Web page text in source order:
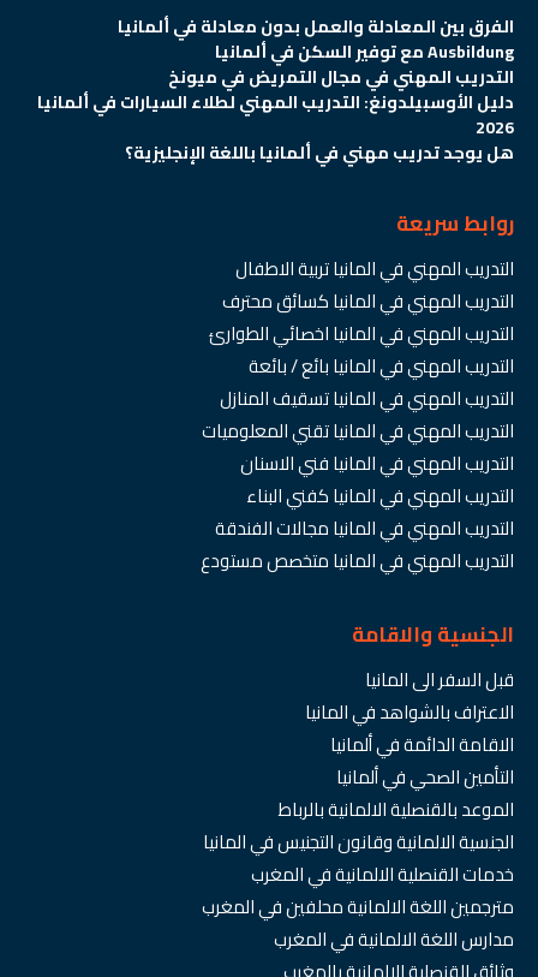
الفرق بين المعادلة والعمل بدون معادلة في ألمانيا
Ausbildung مع توفير السكن في ألمانيا
التدريب المهني في مجال التمريض في ميونخ
دليل الأوسبيلدونغ: التدريب المهني لطلاء السيارات في ألمانيا
2026
هل يوجد تدريب مهني في ألمانيا باللغة الإنجليزية؟
روابط سريعة
التدريب المهني في المانيا تربية الاطفال
التدريب المهني في المانيا كسائق محترف
التدريب المهني في المانيا اخصائي الطوارئ
التدريب المهني في المانيا بائع / بائعة
التدريب المهني في المانيا تسقيف المنازل
التدريب المهني في المانيا تقني المعلوميات
التدريب المهني في المانيا فني الاسنان
التدريب المهني في المانيا كفني البناء
التدريب المهني في المانيا مجالات الفندقة
التدريب المهني في المانيا متخصص مستودع
الجنسية والاقامة
قبل السفر الى المانيا
الاعتراف بالشواهد في المانيا
الاقامة الدائمة في ألمانيا
التأمين الصحي في ألمانيا
الموعد بالقنصلية الالمانية بالرباط
الجنسية الالمانية وقانون التجنيس في المانيا
خدمات القنصلية الالمانية في المغرب
مترجمين اللغة الالمانية محلفين في المغرب
مدارس اللغة الالمانية في المغرب